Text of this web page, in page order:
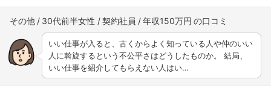
その他 30代前半女性 契約社員 年収150万円
いい仕事が入ると、古くからよく知っている人や仲のいい
人に斡旋するという不公平さはどうしたものか。 結局、
いい仕事を紹介してもらえない人はい…